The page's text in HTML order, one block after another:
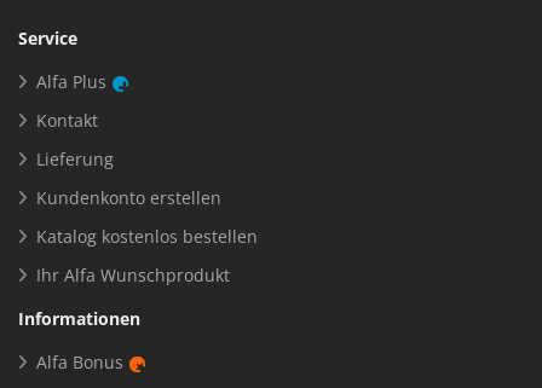
Service
Alfa Plus
Kontakt
Lieferung
Kundenkonto erstellen
Katalog kostenlos bestellen
Ihr Alfa Wunschprodukt
Informationen
Alfa Bonus